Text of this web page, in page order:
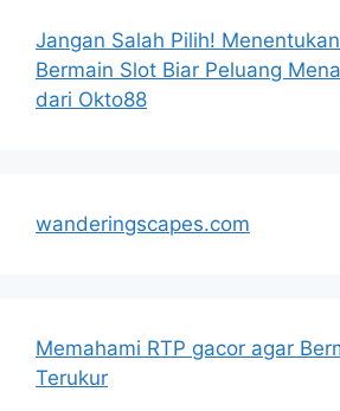
Jangan Salah Pilih!
Bermain Slot Biar Peluang
dari Okto88
wanderingscapes.com
Memahami RTP gacor agar
Terukur